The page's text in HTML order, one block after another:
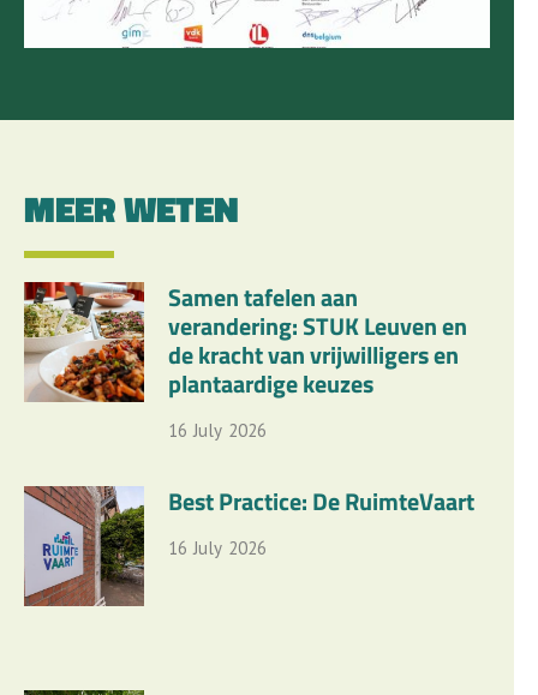
MEER WETEN
Samen tafelen aan
verandering: STUK Leuven en
de kracht van vrijwilligers en
plantaardige keuzes
16 July 2026
Best Practice: De RuimteVaart
16 July 2026